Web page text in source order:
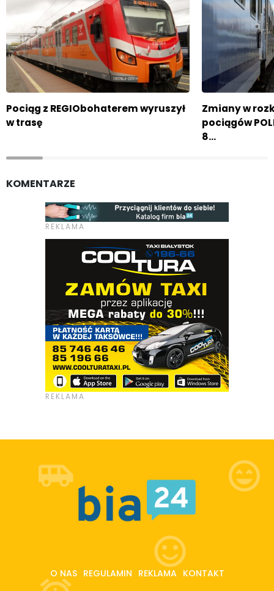
Pociąg z REGIObohaterem wyruszył
w trasę
Zmiany w
pociągów
8…
KOMENTARZE
O NAS REGULAMIN REKLAMA KONTAKT